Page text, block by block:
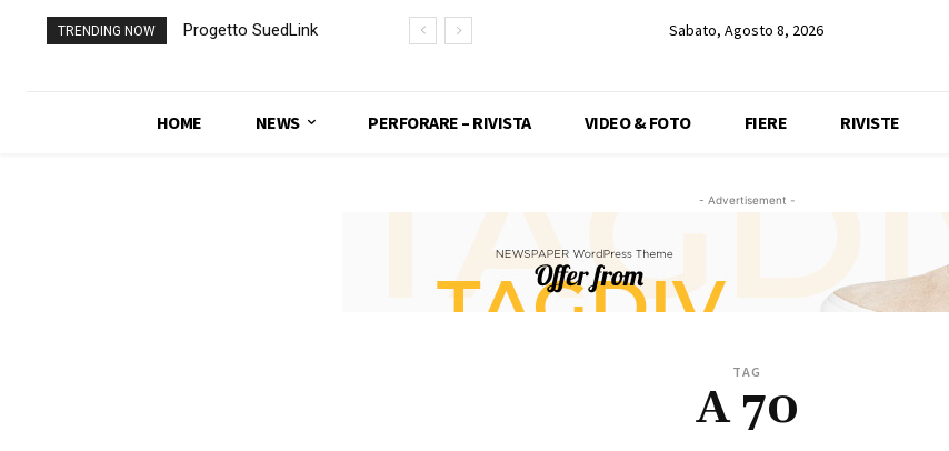
TRENDING NOW
Progetto SuedLink
con TBM del
Sabato, Agosto 8, 2026
HOME NEWS PERFORARE – RIVISTA VIDEO & FOTO FIERE RIVISTE
- Advertisement -
TAG
A 70